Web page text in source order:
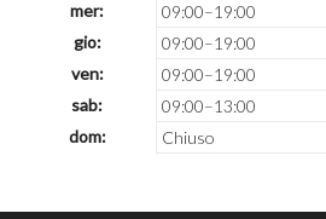
mer:
09:00–19:00
gio:
09:00–19:00
ven:
09:00–19:00
sab:
09:00–13:00
dom:
Chiuso